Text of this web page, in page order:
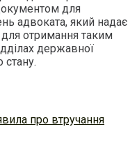
для
адвоката, який надає
отримання таким
державної
стану.
про втручання